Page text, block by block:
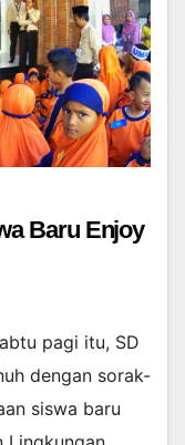
Baru Enjoy
pagi itu, SD
dengan sorak-
siswa baru